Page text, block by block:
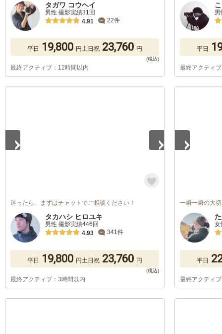
タガワ コウヘイ
男性 撮影実績31回
4.91
22件
平日 19,800 円土日祝 23,760 円
最終アクティブ：12時間以内
平日
最終アクティ
迷ったら、まずはチャットでご相談ください！
タカハシ ヒロユキ
男性 撮影実績446回
4.93
341件
平日 19,800 円土日祝 23,760 円
最終アクティブ：3時間以内
一瞬一瞬の大
女
平日
最終アクティ